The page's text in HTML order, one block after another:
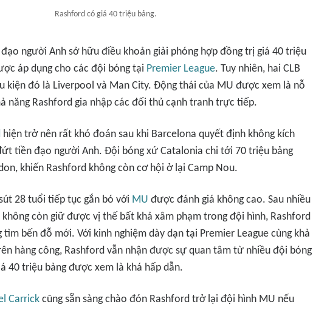
Rashford có giá 40 triệu bảng.
người Anh sở hữu điều khoản giải phóng hợp đồng trị giá 40 triệu
áp dụng cho các đội bóng tại Premier League. Tuy nhiên, hai CLB
kiện đó là Liverpool và Man City. Động thái của MU được xem là nỗ
năng Rashford gia nhập các đối thủ cạnh tranh trực tiếp.
hiện trở nên rất khó đoán sau khi Barcelona quyết định không kích
tiền đạo người Anh. Đội bóng xứ Catalonia chi tới 70 triệu bảng
khiến Rashford không còn cơ hội ở lại Camp Nou.
28 tuổi tiếp tục gắn bó với MU được đánh giá không cao. Sau nhiều
còn giữ được vị thế bất khả xâm phạm trong đội hình, Rashford
bến đỗ mới. Với kinh nghiệm dày dạn tại Premier League cùng khả
hàng công, Rashford vẫn nhận được sự quan tâm từ nhiều đội bóng
40 triệu bảng được xem là khá hấp dẫn.
Carrick cũng sẵn sàng chào đón Rashford trở lại đội hình MU nếu